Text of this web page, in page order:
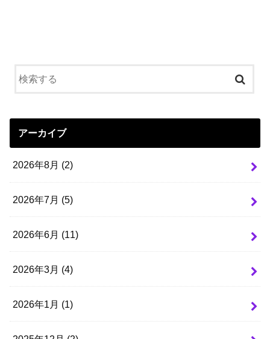
アーカイブ
2026年8月 (2)
2026年7月 (5)
2026年6月 (11)
2026年3月 (4)
2026年1月 (1)